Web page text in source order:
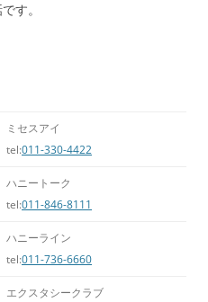
す。
ミセスアイ
tel:011-330-4422
ハニートーク
tel:011-846-8111
ハニーライン
tel:011-736-6660
エクスタシークラブ